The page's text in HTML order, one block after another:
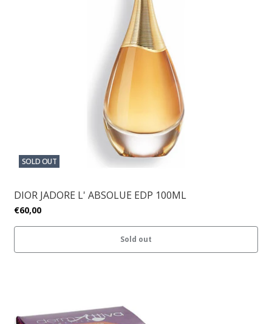
SOLD OUT
DIOR JADORE L' ABSOLUE EDP 100ML
€60,00
Sold out